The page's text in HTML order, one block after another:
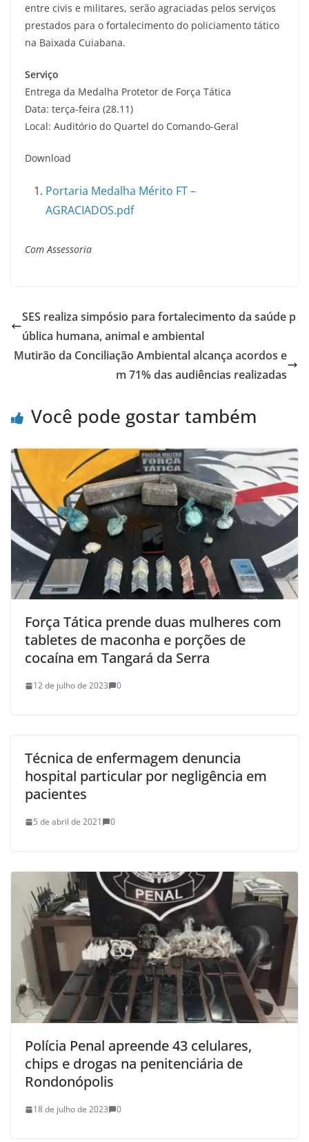
entre civis e militares, serão agraciadas pelos serviços
prestados para o fortalecimento do policiamento tático
na Baixada Cuiabana.
Serviço
Entrega da Medalha Protetor de Força Tática
Data: terça-feira (28.11)
Local: Auditório do Quartel do Comando-Geral
Download
Portaria Medalha Mérito FT –
AGRACIADOS.pdf
Com Assessoria
SES realiza simpósio para fortalecimento da saúde p
ública humana, animal e ambiental
Mutirão da Conciliação Ambiental alcança acordos e
m 71% das audiências realizadas
Você pode gostar também
Força Tática prende duas mulheres com
tabletes de maconha e porções de
cocaína em Tangará da Serra
12 de julho de 2023 0
Técnica de enfermagem denuncia
hospital particular por negligência em
pacientes
5 de abril de 2021 0
Polícia Penal apreende 43 celulares,
chips e drogas na penitenciária de
Rondonópolis
18 de julho de 2023 0